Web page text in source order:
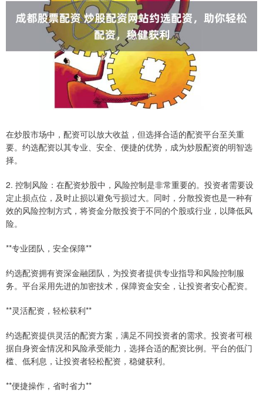
在炒股市场中，配资可以放大收益，但选择合适的配资平台至关重
要。约选配资以其专业、安全、便捷的优势，成为炒股配资的明智选
择。
2. 控制风险：在配资炒股中，风险控制是非常重要的。投资者需要设
定止损点位，及时止损以避免亏损过大。同时，分散投资也是一种有
效的风险控制方式，将资金分散投资于不同的个股或行业，以降低风
险。
**专业团队，安全保障**
约选配资拥有资深金融团队，为投资者提供专业指导和风险控制服
务。平台采用先进的加密技术，保障资金安全，让投资者安心配资。
**灵活配资，轻松获利**
约选配资提供灵活的配资方案，满足不同投资者的需求。投资者可根
据自身资金情况和风险承受能力，选择合适的配资比例。平台的低门
槛、低利息，让投资者轻松配资，稳健获利。
**便捷操作，省时省力**